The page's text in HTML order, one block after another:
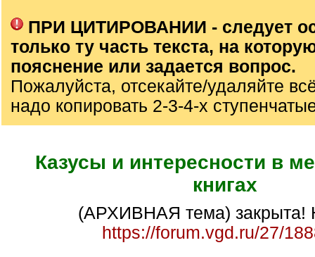
ПРИ ЦИТИРОВАНИИ - следует
только ту часть текста, на
пояснение или задается вопрос.
Пожалуйста, отсекайте/удаляйте
надо копировать 2-3-4-х
Казусы и интересности в
книгах
(АРХИВНАЯ тема) закрыта!
https://forum.vgd.ru/27/